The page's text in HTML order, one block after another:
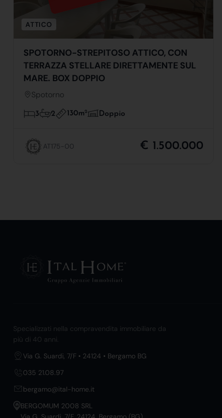
ATTICO
SPOTORNO-STREPITOSO ATTICO, CON
TERRAZZA STELLARE DIRETTAMENTE SUL
MARE. BOX DOPPIO
Spotorno
3 2 130m2 Doppio
AT175-00 € 1.500.000
Specializzati nella compravendita immobiliare da
più di 40 anni.
Via G. Suardi, 7/F • 24124 • Bergamo BG
035 21.08.97
bergamo@ital-home.it
BERGOMUM 2008 SRL